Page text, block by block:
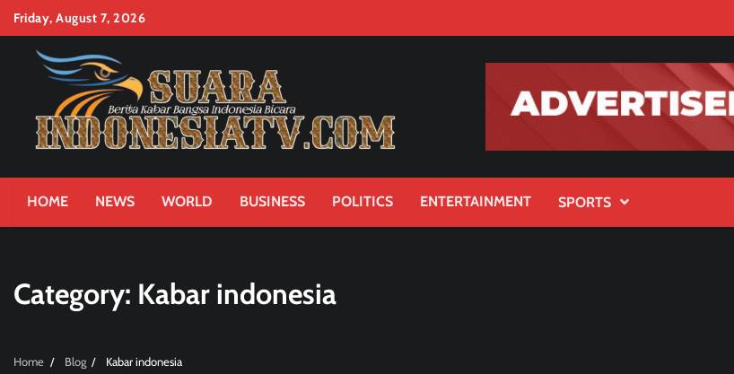
Skip
content
Friday, August 7, 2026
HOME NEWS WORLD BUSINESS POLITICS ENTERTAINMENT SPORTS
Category: Kabar indonesia
Home Blog Kabar indonesia